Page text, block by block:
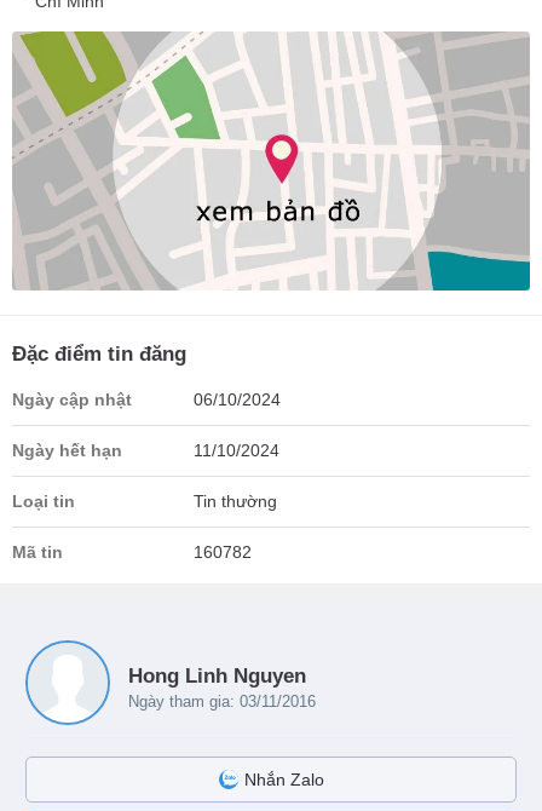
Đặc điểm tin đăng
Ngày cập nhật 06/10/2024
Ngày hết hạn 11/10/2024
Loại tin Tin thường
Mã tin 160782
Hong Linh Nguyen
Ngày tham gia: 03/11/2016
Nhắn Zalo